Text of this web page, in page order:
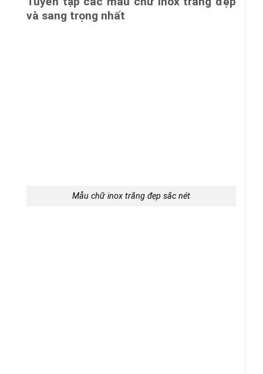
và sang trọng nhất
Mẫu chữ inox trắng đẹp sắc nét